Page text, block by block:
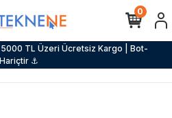
5000 TL Üzeri Ücretsiz Kargo | Bot-
⚓
0